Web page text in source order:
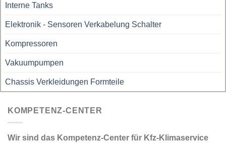
Interne Tanks
Elektronik - Sensoren Verkabelung Schalter
Kompressoren
Vakuumpumpen
Chassis Verkleidungen Formteile
KOMPETENZ-CENTER
Wir sind das Kompetenz-Center für Kfz-Klimaservice